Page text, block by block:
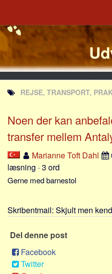
Portal
Udvandrerne.dk
Utvandrerne.no
Utvandrarna.se
Tyskland.dk
England.dk
Lande
Tyrkiet
Frankrig
Thailand
REJSE, TRANSPORT,
Noen der kan
transfer mellem
Marianne Toft Dahl
læsning · 3 ord
Gerne med barnestol
Skribentmail: Skjult men
Del denne post
Facebook
Twitter